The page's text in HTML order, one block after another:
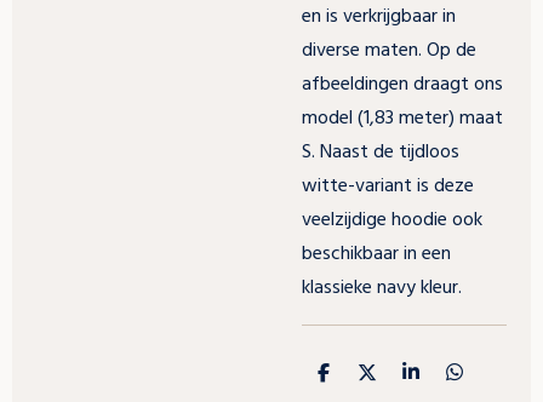
en is verkrijgbaar in
diverse maten. Op de
afbeeldingen draagt ons
model (1,83 meter) maat
S. Naast de tijdloos
witte-variant is deze
veelzijdige hoodie ook
beschikbaar in een
klassieke navy kleur.
D D S D